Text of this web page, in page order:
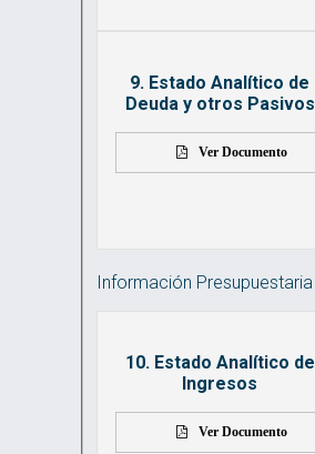
9. Estado Analítico de
Deuda y otros Pasivos
Ver Documento
Información Presupuestaria
10. Estado Analítico de
Ingresos
Ver Documento